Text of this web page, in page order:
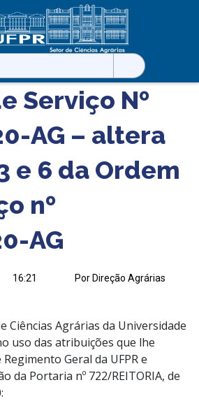
Serviço Nº
AG – altera
e 6 da Ordem
nº
AG
16:21 Por Direção Agrárias
Ciências Agrárias da Universidade
uso das atribuições que lhe
Geral da UFPR e
da Portaria nº 722/REITORIA, de